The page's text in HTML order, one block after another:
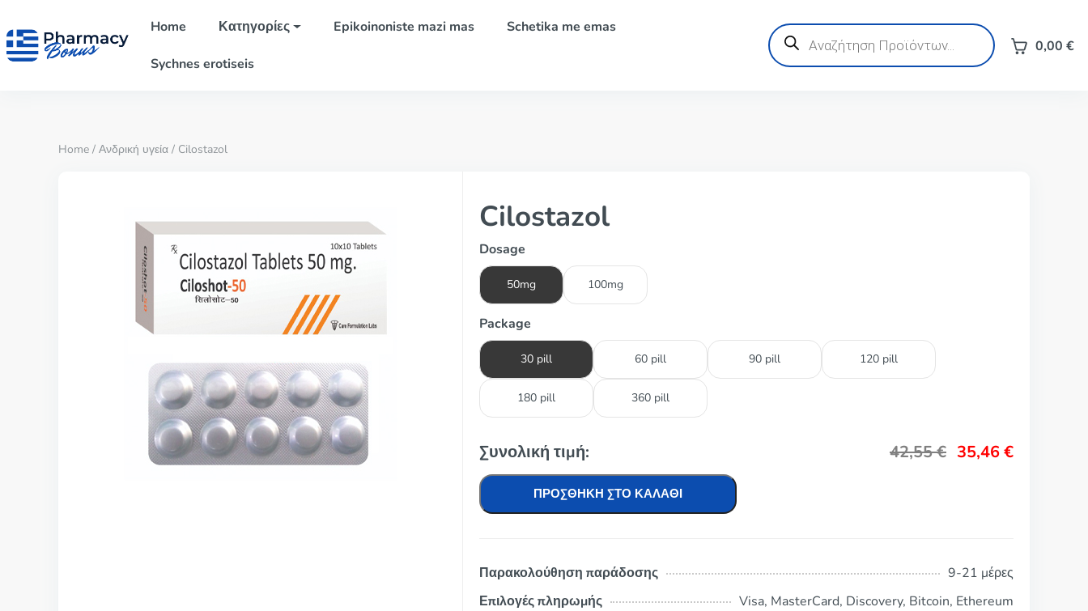
Home Κατηγορίες Epikoinoniste mazi mas Schetika me emas
Sychnes erotiseis
Products
search 0,00 €
Home / Ανδρική υγεία / Cilostazol
Cilostazol
Dosage
50mg 100mg
Package
30 pill 60 pill 90 pill 120 pill
180 pill 360 pill
Συνολική τιμή: 42,55€ 35,46€
ΠΡΟΣΘΉΚΗ ΣΤΟ ΚΑΛΆΘΙ
Παρακολούθηση παράδοσης
9-21 μέρες
Επιλογές πληρωμής
Visa, MasterCard, Discovery, Bitcoin, Ethereum